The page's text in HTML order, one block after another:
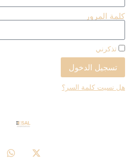
كلمة المرور
تذكرني
تسجيل الدخول
هل نسيت كلمة السر؟